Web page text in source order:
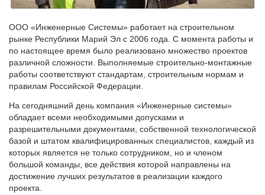
ООО «Инженерные Системы» работает на строительном
рынке Республики Марий Эл с 2006 года. С момента работы и
по настоящее время было реализовано множество проектов
различной сложности. Выполняемые строительно-монтажные
работы соответствуют стандартам, строительным нормам и
правилам Российской Федерации.
На сегодняшний день компания «Инженерные системы»
обладает всеми необходимыми допусками и
разрешительными документами, собственной технологической
базой и штатом квалифицированных специалистов, каждый из
которых является не только сотрудником, но и членом
большой команды, все действия которой направлены на
достижение лучших результатов в реализации каждого
проекта.